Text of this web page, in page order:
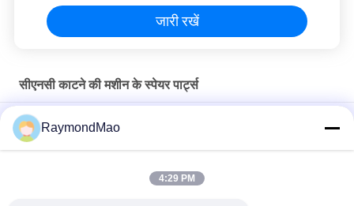
जारी रखें
सीएनसी काटने की मशीन के स्पेयर पार्ट्स
50/60 हर्ट्ज कॉपर प्लाज्मा कटिंग टॉर्च
प्लाज्मा काटने वाली मशाल ठंडा और हाइपरथर्म 028872 प्लाज्मा काटने वाली ठंडा
RaymondMao
4:29 PM